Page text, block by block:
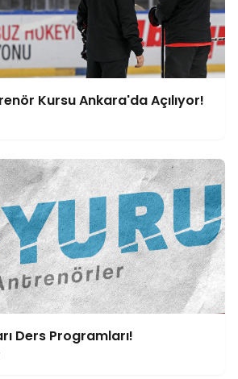
Kursu Ankara'da Açılıyor!
Ders Programları!